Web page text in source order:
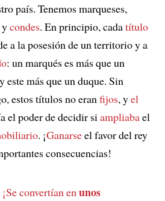
país. Tenemos marqueses,
ycondes. En principio, cadatítulo
a la posesión de un territorio y a
: un marqués es más que un
este más que un duque. Sin
estos títulos no eran fijos, yel
el poder de decidir si ampliabael
. ¡Ganarseel favor del rey
consecuencias!
¡Se convertían en unos